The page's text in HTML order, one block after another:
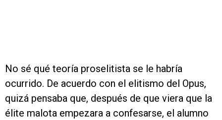
No sé qué teoría proselitista se le habría
ocurrido. De acuerdo con el elitismo del Opus,
quizá pensaba que, después de que viera que la
élite malota empezara a confesarse, el alumno